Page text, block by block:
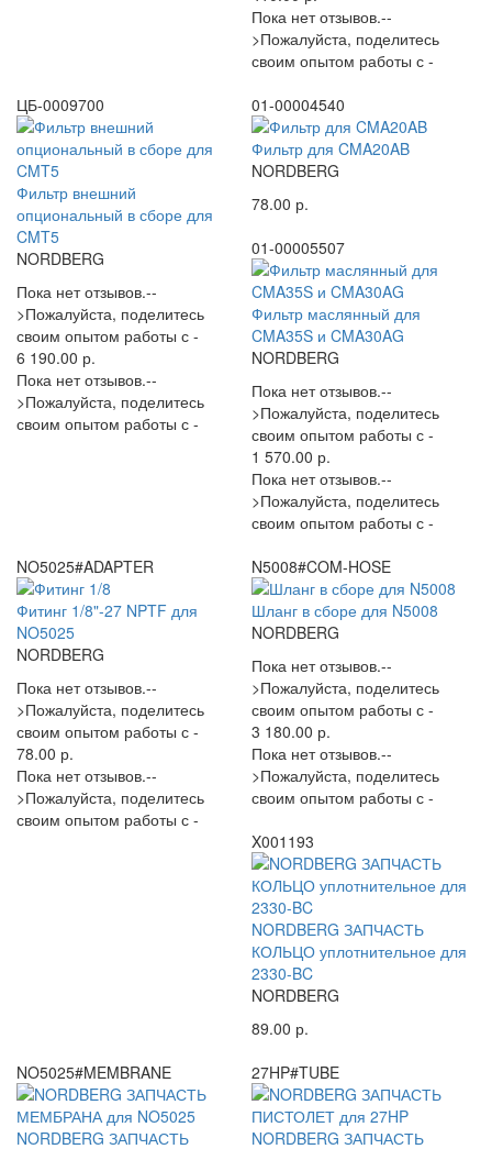
Пока нет отзывов.--
>Пожалуйста, поделитесь
своим опытом работы с -
ЦБ-0009700
Фильтр внешний
опциональный в сборе для
CMT5
NORDBERG
Пока нет отзывов.--
>Пожалуйста, поделитесь
своим опытом работы с -
6 190.00 р.
Пока нет отзывов.--
>Пожалуйста, поделитесь
своим опытом работы с -
01-00004540
Фильтр для CMA20AB
NORDBERG
78.00 р.
01-00005507
Фильтр маслянный для
CMA35S и CMA30AG
NORDBERG
Пока нет отзывов.--
>Пожалуйста, поделитесь
своим опытом работы с -
1 570.00 р.
Пока нет отзывов.--
>Пожалуйста, поделитесь
своим опытом работы с -
NO5025#ADAPTER
Фитинг 1/8"-27 NPTF для
NO5025
NORDBERG
Пока нет отзывов.--
>Пожалуйста, поделитесь
своим опытом работы с -
78.00 р.
Пока нет отзывов.--
>Пожалуйста, поделитесь
своим опытом работы с -
N5008#COM-HOSE
Шланг в сборе для N5008
NORDBERG
Пока нет отзывов.--
>Пожалуйста, поделитесь
своим опытом работы с -
3 180.00 р.
Пока нет отзывов.--
>Пожалуйста, поделитесь
своим опытом работы с -
X001193
NORDBERG ЗАПЧАСТЬ
КОЛЬЦО уплотнительное для
2330-BC
NORDBERG
89.00 р.
NO5025#MEMBRANE
NORDBERG ЗАПЧАСТЬ
27HP#TUBE
NORDBERG ЗАПЧАСТЬ